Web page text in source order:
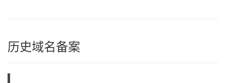
历史域名备案